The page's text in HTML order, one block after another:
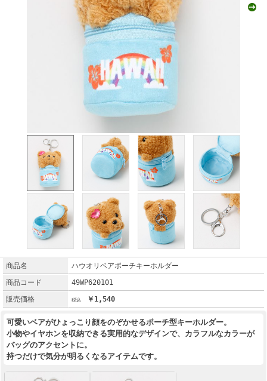
商品名
ハウオリベアポーチキーホルダー
商品コード
49WP620101
販売価格
￥1,540
可愛いベアがひょっこり顔をのぞかせるポーチ型キーホルダー。
小物やイヤホンを収納できる実用的なデザインで、カラフルなカラーが
バッグのアクセントに。
持つだけで気分が明るくなるアイテムです。